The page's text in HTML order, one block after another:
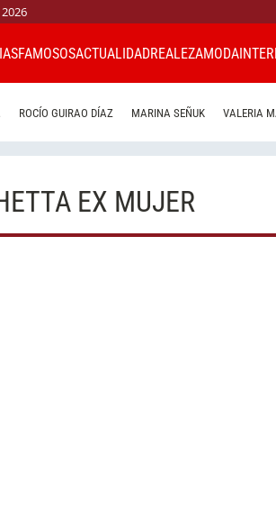
2026
FAMOSOSACTUALIDADREALEZAMODA
ROCÍO GUIRAO DÍAZ MARINA SEÑUK VALERIA
EX MUJER